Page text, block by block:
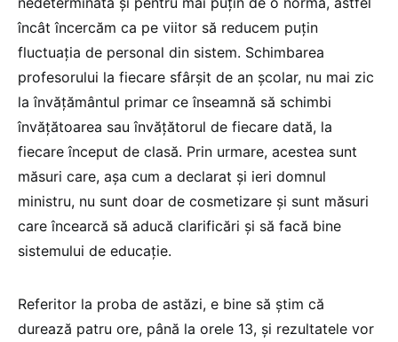
încât încercăm ca pe viitor să reducem puțin
fluctuația de personal din sistem. Schimbarea
profesorului la fiecare sfârșit de an școlar, nu mai zic
la învățământul primar ce înseamnă să schimbi
învățătoarea sau învățătorul de fiecare dată, la
fiecare început de clasă. Prin urmare, acestea sunt
măsuri care, așa cum a declarat și ieri domnul
ministru, nu sunt doar de cosmetizare și sunt măsuri
care încearcă să aducă clarificări și să facă bine
sistemului de educație.
Referitor la proba de astăzi, e bine să știm că
durează patru ore, până la orele 13, și rezultatele vor